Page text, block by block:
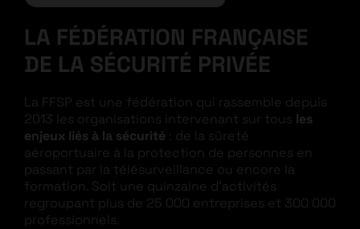
LA FÉDÉRATION FRANÇAISE
DE LA SÉCURITÉ PRIVÉE
La FFSP est une fédération qui rassemble depuis
2013 les organisations intervenant sur tous les
enjeux liés à la sécurité : de la sûreté
aéroportuaire à la protection de personnes en
passant par la télésurveillance ou encore la
formation. Soit une quinzaine d’activités
regroupant plus de 25 000 entreprises et 300 000
professionnels.